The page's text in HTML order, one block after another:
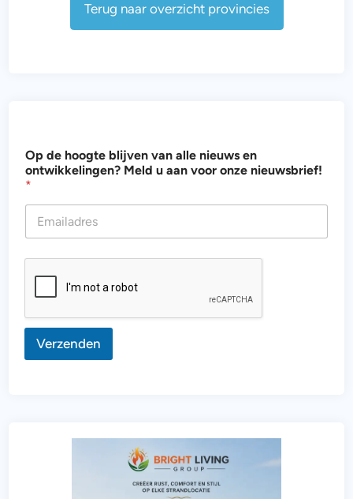
Terug naar overzicht provincies
n
z
e
d
v
n
Op de hoogte blijven van alle nieuws en
ontwikkelingen? Meld u aan voor onze nieuwsbrief!
*
Verzenden